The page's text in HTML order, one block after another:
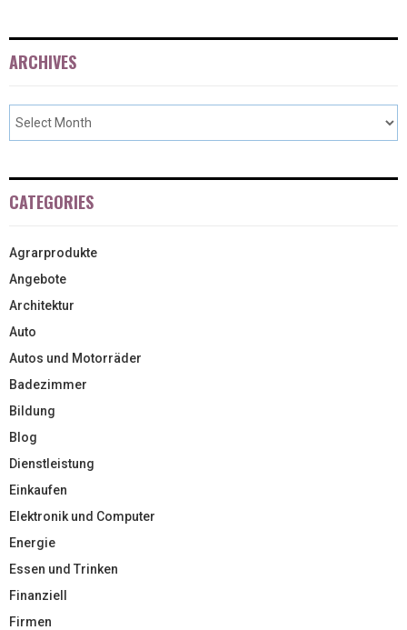
ARCHIVES
CATEGORIES
Agrarprodukte
Angebote
Architektur
Auto
Autos und Motorräder
Badezimmer
Bildung
Blog
Dienstleistung
Einkaufen
Elektronik und Computer
Energie
Essen und Trinken
Finanziell
Firmen